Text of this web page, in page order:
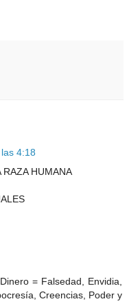
4:18
RAZA HUMANA
= Falsedad, Envidia,
Creencias, Poder y